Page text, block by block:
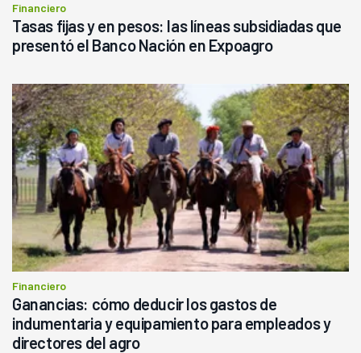
Financiero
Tasas fijas y en pesos: las líneas subsidiadas que
presentó el Banco Nación en Expoagro
Financiero
Ganancias: cómo deducir los gastos de
indumentaria y equipamiento para empleados y
directores del agro